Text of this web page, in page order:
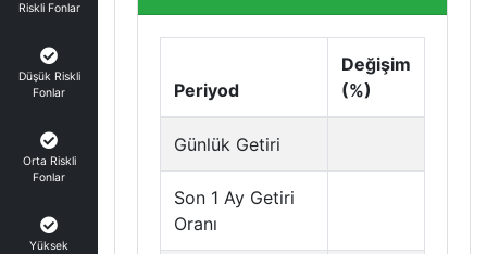
Riskli Fonlar
Düşük Riskli
Fonlar
Orta Riskli
Fonlar
Yüksek
Periyod
Değişim
(%)
Günlük Getiri
Son 1 Ay Getiri
Oranı